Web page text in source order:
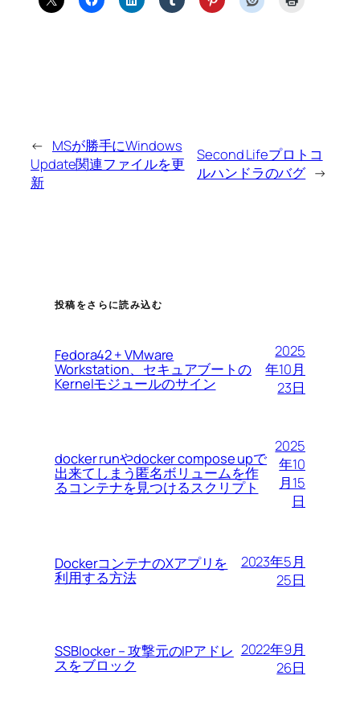
← MSが勝手にWindows
Update関連ファイルを更
新
Second Lifeプロトコ
ルハンドラのバグ →
投稿をさらに読み込む
Fedora42 + VMware
Workstation、セキュアブートの
Kernelモジュールのサイン
2025
年10月
23日
docker runやdocker compose upで
出来てしまう匿名ボリュームを作
るコンテナを見つけるスクリプト
2025
年10
月15
日
DockerコンテナのXアプリを
利用する方法
2023年5月
25日
SSBlocker – 攻撃元のIPアドレ
スをブロック
2022年9月
26日